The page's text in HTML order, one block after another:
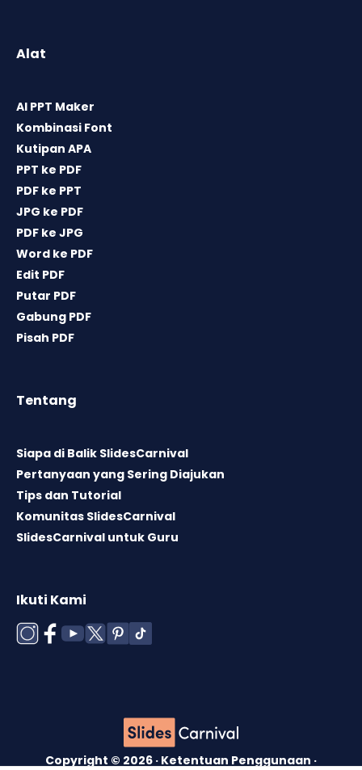
Alat
AI PPT Maker
Kombinasi Font
Kutipan APA
PPT ke PDF
PDF ke PPT
JPG ke PDF
PDF ke JPG
Word ke PDF
Edit PDF
Putar PDF
Gabung PDF
Pisah PDF
Tentang
Siapa di Balik SlidesCarnival
Pertanyaan yang Sering Diajukan
Tips dan Tutorial
Komunitas SlidesCarnival
SlidesCarnival untuk Guru
Ikuti Kami
Copyright © 2026 · Ketentuan Penggunaan ·